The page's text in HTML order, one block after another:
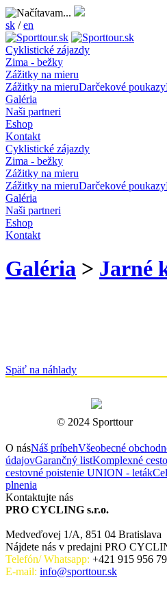
sk /en
Cyklistické zájazdy
Zima - bežky
Zážitky na mieru
Zážitky na mieruDarčekové poukazy
Galéria
Naši partneri
Eshop
Kontakt
Cyklistické zájazdy
Zima - bežky
Zážitky na mieru
Zážitky na mieruDarčekové poukazy
Galéria
Naši partneri
Eshop
Kontakt
Galéria > Jarné
Späť na náhlady
© 2024 Sporttour
O násNáš príbehVšeobecné
údajovGarančný listKomplexné
cestovné poistenie UNION - leták
plnenia
Kontaktujte nás
PRO CYCLING s.r.o.
Medveďovej 1/A, 851 04 Bratislava
Nájdete nás v predajni PRO
Telefón/ Whatsapp: +421 915 956
E-mail: info@sporttour.sk